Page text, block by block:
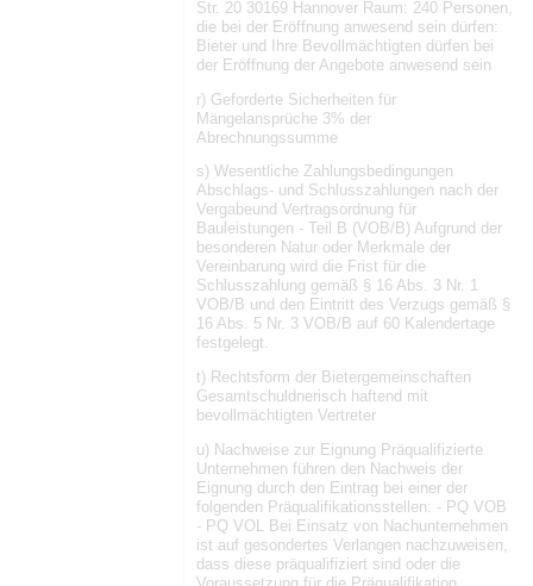
Str. 20 30169 Hannover Raum: 240 Personen,
die bei der Eröffnung anwesend sein dürfen:
Bieter und Ihre Bevollmächtigten dürfen bei
der Eröffnung der Angebote anwesend sein
r) Geforderte Sicherheiten für
Mängelansprüche 3% der
Abrechnungssumme
s) Wesentliche Zahlungsbedingungen
Abschlags- und Schlusszahlungen nach der
Vergabeund Vertragsordnung für
Bauleistungen - Teil B (VOB/B) Aufgrund der
besonderen Natur oder Merkmale der
Vereinbarung wird die Frist für die
Schlusszahlung gemäß § 16 Abs. 3 Nr. 1
VOB/B und den Eintritt des Verzugs gemäß §
16 Abs. 5 Nr. 3 VOB/B auf 60 Kalendertage
festgelegt.
t) Rechtsform der Bietergemeinschaften
Gesamtschuldnerisch haftend mit
bevollmächtigten Vertreter
u) Nachweise zur Eignung Präqualifizierte
Unternehmen führen den Nachweis der
Eignung durch den Eintrag bei einer der
folgenden Präqualifikationsstellen: - PQ VOB
- PQ VOL Bei Einsatz von Nachunternehmen
ist auf gesondertes Verlangen nachzuweisen,
dass diese präqualifiziert sind oder die